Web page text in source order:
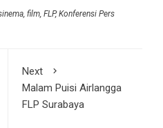
, film, FLP,Konferensi Pers
Next
Malam Puisi Airlangga
FLP Surabaya